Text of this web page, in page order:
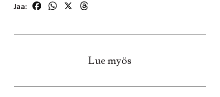
Jaa: FacebookWhatsApp
Lue myös